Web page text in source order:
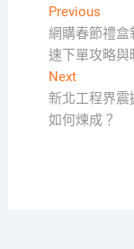
文
章
導
覽
Previous
post:
網購春節禮盒
速下單攻略與
NextNext
post:
新北工程界震
如何煉成？